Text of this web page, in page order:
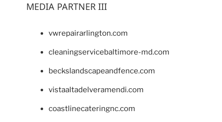
MEDIA PARTNER III
vwrepairarlington.com
cleaningservicebaltimore-md.com
beckslandscapeandfence.com
vistaaltadelveramendi.com
coastlinecateringnc.com